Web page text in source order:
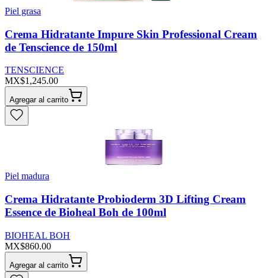
Piel grasa
Crema Hidratante Impure Skin Professional Cream
de Tenscience de 150ml
TENSCIENCE
MX$1,245.00
Agregar al carrito
Piel madura
Crema Hidratante Probioderm 3D Lifting Cream
Essence de Bioheal Boh de 100ml
BIOHEAL BOH
MX$860.00
Agregar al carrito